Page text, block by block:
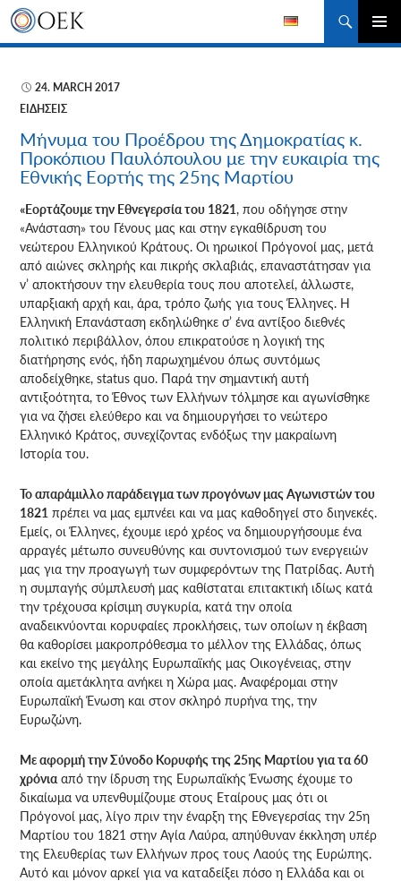
Αναζήτηση
ΚΎΡΙΟ
ΜΕΤΆΒΑΣΗ
24. MARCH 2017
ΕΙΔΉΣΕΙΣ
Μήνυμα του Προέδρου της Δημοκρατίας κ.
Προκόπιου Παυλόπουλου με την ευκαιρία της
Εθνικής Εορτής της 25ης Μαρτίου
«Εορτάζουμε την Εθνεγερσία του 1821, που οδήγησε στην
«Ανάσταση» του Γένους μας και στην εγκαθίδρυση του
νεώτερου Ελληνικού Κράτους. Οι ηρωικοί Πρόγονοί μας, μετά
από αιώνες σκληρής και πικρής σκλαβιάς, επαναστάτησαν για
ν’ αποκτήσουν την ελευθερία τους που αποτελεί, άλλωστε,
υπαρξιακή αρχή και, άρα, τρόπο ζωής για τους Έλληνες. Η
Ελληνική Επανάσταση εκδηλώθηκε σ’ ένα αντίξοο διεθνές
πολιτικό περιβάλλον, όπου επικρατούσε η λογική της
διατήρησης ενός, ήδη παρωχημένου όπως συντόμως
αποδείχθηκε, status quo. Παρά την σημαντική αυτή
αντιξοότητα, το Έθνος των Ελλήνων τόλμησε και αγωνίσθηκε
για να ζήσει ελεύθερο και να δημιουργήσει το νεώτερο
Ελληνικό Κράτος, συνεχίζοντας ενδόξως την μακραίωνη
Ιστορία του.
Το απαράμιλλο παράδειγμα των προγόνων μας Αγωνιστών του
1821 πρέπει να μας εμπνέει και να μας καθοδηγεί στο διηνεκές.
Εμείς, οι Έλληνες, έχουμε ιερό χρέος να δημιουργήσουμε ένα
αρραγές μέτωπο συνευθύνης και συντονισμού των ενεργειών
μας για την προαγωγή των συμφερόντων της Πατρίδας. Αυτή
η συμπαγής σύμπλευσή μας καθίσταται επιτακτική ιδίως κατά
την τρέχουσα κρίσιμη συγκυρία, κατά την οποία
αναδεικνύονται κορυφαίες προκλήσεις, των οποίων η έκβαση
θα καθορίσει μακροπρόθεσμα το μέλλον της Ελλάδας, όπως
και εκείνο της μεγάλης Ευρωπαϊκής μας Οικογένειας, στην
οποία αμετάκλητα ανήκει η Χώρα μας. Αναφέρομαι στην
Ευρωπαϊκή Ένωση και στον σκληρό πυρήνα της, την
Ευρωζώνη.
Με αφορμή την Σύνοδο Κορυφής της 25ης Μαρτίου για τα 60
χρόνια από την ίδρυση της Ευρωπαϊκής Ένωσης έχουμε το
δικαίωμα να υπενθυμίζουμε στους Εταίρους μας ότι οι
Πρόγονοί μας, λίγο πριν την έναρξη της Εθνεγερσίας την 25η
Μαρτίου του 1821 στην Αγία Λαύρα, απηύθυναν έκκληση υπέρ
της Ελευθερίας των Ελλήνων προς τους Λαούς της Ευρώπης.
Αυτό και μόνον αρκεί για να καταδείξει πόσο η Ελλάδα και οι